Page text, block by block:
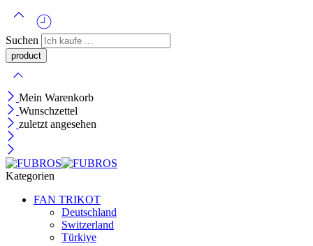
Suchen
Mein Warenkorb
Wunschzettel
zuletzt angesehen
Kategorien
FAN TRIKOT
Deutschland
Switzerland
Türkiye